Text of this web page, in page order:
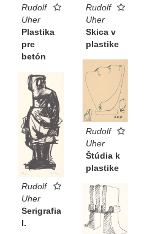
Rudolf
Uher
Plastika
pre
betón
Rudolf
Uher
Skica v
plastike
Rudolf
Uher
Štúdia k
plastike
Rudolf
Uher
Serigrafia
I.